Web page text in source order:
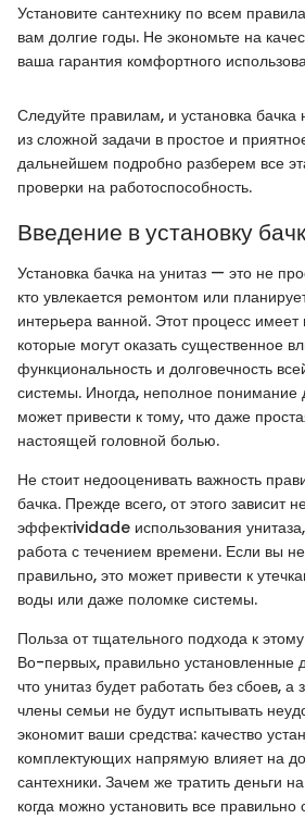
Установите сантехнику по всем
вам долгие годы. Не экономьте на
ваша гарантия комфортного
Следуйте правилам, и установка бачка
из сложной задачи в простое и
дальнейшем подробно разберем все
проверки на работоспособность.
Введение в установку
Установка бачка на унитаз — это не
кто увлекается ремонтом или
интерьера ванной. Этот процесс
которые могут оказать существенное
функциональность и долговечность
системы. Иногда, неполное понимание
может привести к тому, что даже
настоящей головной болью.
Не стоит недооценивать важность
бачка. Прежде всего, от этого зависит
эффектividade использования
работа с течением времени. Если вы
правильно, это может привести к
воды или даже поломке системы.
Польза от тщательного подхода к
Во-первых, правильно установленные
что унитаз будет работать без сбоев, а
члены семьи не будут испытывать
экономит ваши средства: качество
комплектующих напрямую влияет на
сантехники. Зачем же тратить деньги
когда можно установить все правильно